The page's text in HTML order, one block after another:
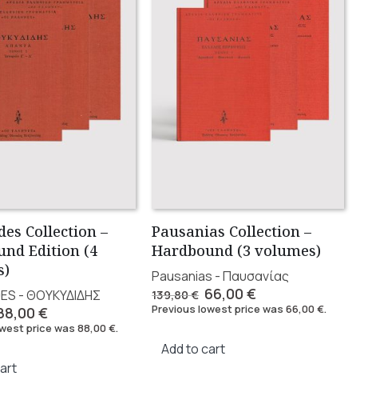
Collection –
Edition (4
- ΘΟΥΚΥΔΙΔΗΣ
was:
€
price
price was88,00€.
Pausanias Collection –
Hardbound (3 volumes)
Pausanias - Παυσανίας
139,80€ Original
price
was:
66,00€
price
Previous lowest price was66,00€.
Add to cart